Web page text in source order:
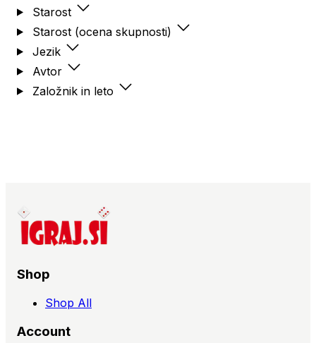
Starost
Starost (ocena skupnosti)
Jezik
Avtor
Založnik in leto
Shop
Shop All
Account